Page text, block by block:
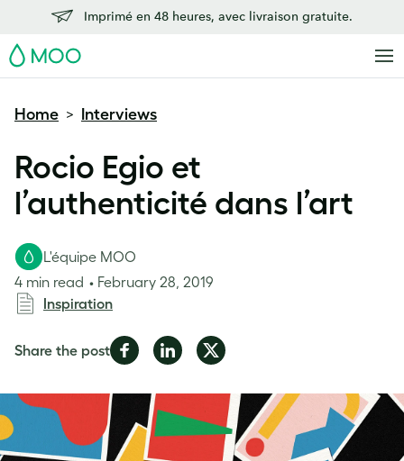
Imprimé en 48 heures, avec livraison gratuite.
MOO
Home > Interviews
Rocio Egio et
l’authenticité dans l’art
L'équipe MOO
4 min read
February 28, 2019
Inspiration
Share the postShare
Facebook
Share
LinkedIn
Share
Twitter